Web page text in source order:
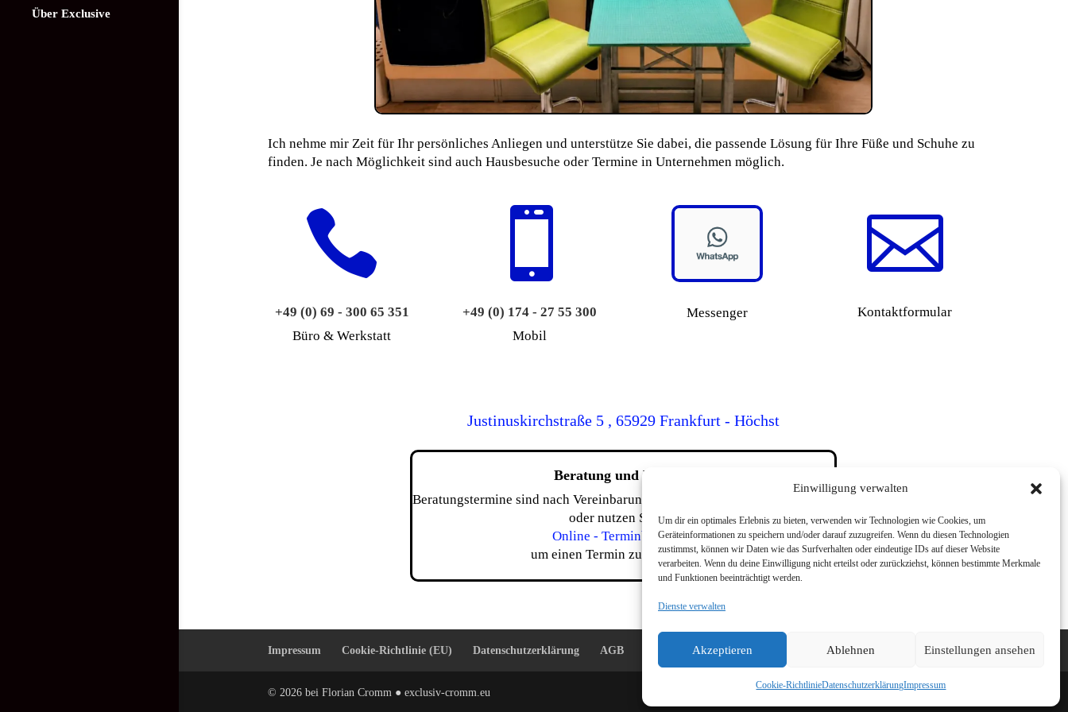
Einwilligung verwalten
Um dir ein optimales Erlebnis zu bieten, verwenden wir Technologien wie Cookies, um
Geräteinformationen zu speichern und/oder darauf zuzugreifen. Wenn du diesen Technologien
zustimmst, können wir Daten wie das Surfverhalten oder eindeutige IDs auf dieser Website
verarbeiten. Wenn du deine Einwilligung nicht erteilst oder zurückziehst, können bestimmte Merkmale
und Funktionen beeinträchtigt werden.
Dienste verwalten
Akzeptieren Ablehnen Einstellungen ansehen
Cookie-RichtlinieDatenschutz­erklärungImpressum
Über Exclusive
Ich nehme mir Zeit für Ihr persönliches Anliegen und unterstütze Sie dabei, die passende Lösung für Ihre Füße und Schuhe zu
finden. Je nach Möglichkeit sind auch Hausbesuche oder Termine in Unternehmen möglich.

+49 (0) 69 - 300 65 351
Büro & Werkstatt

+49 (0) 174 - 27 55 300
Mobil
Messenger

Kontaktformular
Justinuskirchstraße 5 , 65929 Frankfurt - Höchst
Beratung und Verkauf
Beratungstermine sind nach Vereinbarung möglich. Bitte rufen Sie mich an
oder nutzen Sie die
Online - Terminbuchung,
um einen Termin zu vereinbaren.
Impressum Cookie-Richtlinie (EU) Datenschutz­erklärung AGB
© 2026 bei Florian Cromm ● exclusiv-cromm.eu